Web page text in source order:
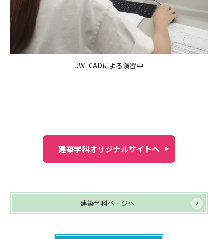
JW_CADによる演習中
建築学科オリジナルサイトへ
建築学科ページへ